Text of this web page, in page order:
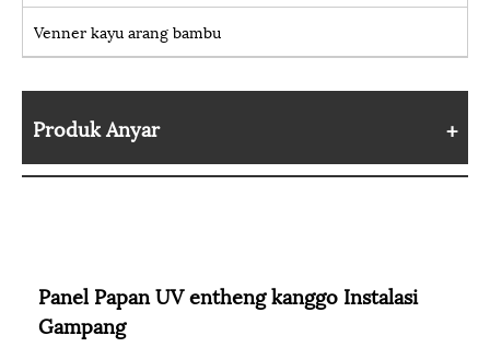
Venner kayu arang bambu
Produk Anyar
Panel Papan UV entheng kanggo Instalasi
Gampang